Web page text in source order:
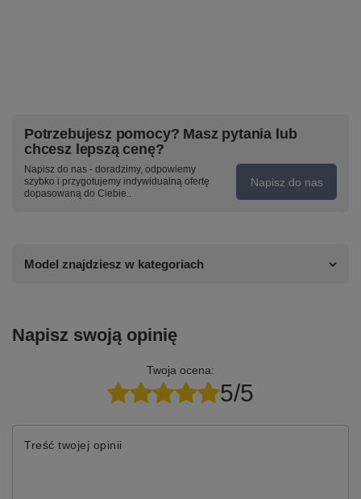
Potrzebujesz pomocy? Masz pytania lub
chcesz lepszą cenę?
Napisz do nas - doradzimy, odpowiemy
szybko i przygotujemy indywidualną ofertę
dopasowaną do Ciebie..
Napisz do nas
Model znajdziesz w kategoriach
Napisz swoją opinię
Twoja ocena:
5/5
Treść twojej opinii